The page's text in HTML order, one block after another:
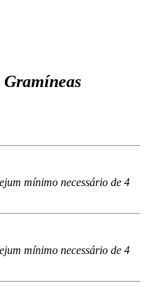
mínimo necessário de 4
mínimo necessário de 4